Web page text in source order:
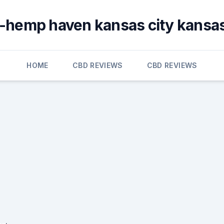
haven kansas city
HOME CBD REVIEWS CBD REVIEWS